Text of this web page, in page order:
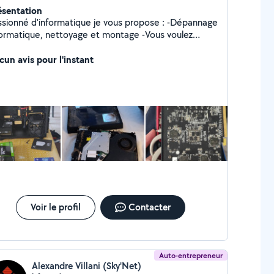
d'informatique je vous propose : -Dépannage
nettoyage et montage -Vous voulez
un problème mais vous ne connaissez pas la
demandes contacter moi.
avis pour l'instant
Voir le profil Contacter
Auto-entrepreneur
Alexandre Villani (Sky'Net)